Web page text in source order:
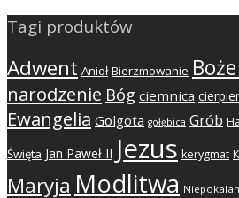
Tagi produktów
Adwent Anioł Bierzmowanie
narodzenie Bóg ciemnica
Ewangelia Golgota gołębica Grób
Święta Jan Paweł II Jezus kerygmat
Maryja Modlitwa